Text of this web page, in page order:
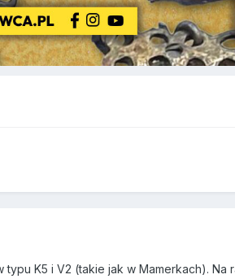
typu K5 i V2 (takie jak w Mamerkach).